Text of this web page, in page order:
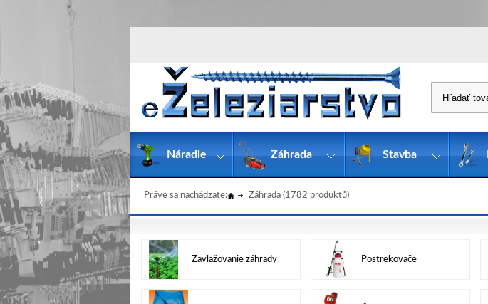
Práve sa nachádzate: Záhrada (1782 produktů)
Zavlažovanie záhrady Postrekovače
Náradie Záhrada Stavba